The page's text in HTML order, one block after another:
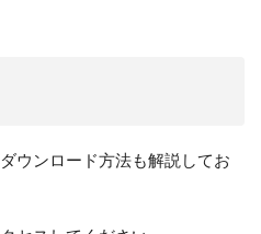
ウンロード方法も解説してお